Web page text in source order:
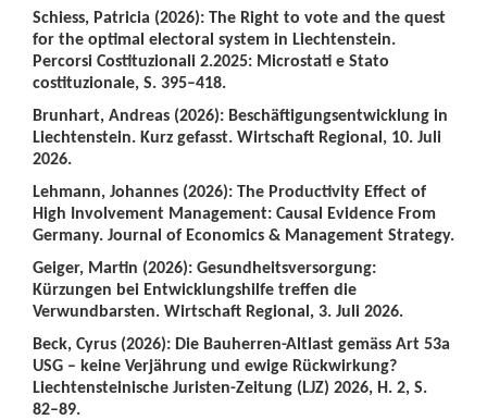
Schiess, Patricia (2026): The Right to vote and the quest
for the optimal electoral system in Liechtenstein.
Percorsi Costituzionali 2.2025: Microstati e Stato
costituzionale, S. 395–418.
Brunhart, Andreas (2026): Beschäftigungsentwicklung in
Liechtenstein. Kurz gefasst. Wirtschaft Regional, 10. Juli
2026.
Lehmann, Johannes (2026): The Productivity Effect of
High Involvement Management: Causal Evidence From
Germany. Journal of Economics & Management Strategy.
Geiger, Martin (2026): Gesundheitsversorgung:
Kürzungen bei Entwicklungshilfe treffen die
Verwundbarsten. Wirtschaft Regional, 3. Juli 2026.
Beck, Cyrus (2026): Die Bauherren-Altlast gemäss Art 53a
USG – keine Verjährung und ewige Rückwirkung?
Liechtensteinische Juristen-Zeitung (LJZ) 2026, H. 2, S.
82–89.